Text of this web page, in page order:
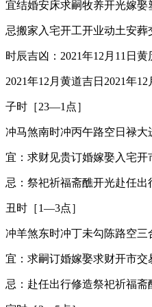
宜结婚安床求嗣牧养开光嫁娶
忌搬家入宅开工开业动土安
时辰吉凶：2021年12月11日黄
2021年12月黄道吉日2021年
子时［23—1点］
冲马煞南时冲丙午路空日禄大
宜：求财见贵订婚嫁娶入宅开
忌：祭祀祈福斋醮开光赴任出
丑时［1—3点］
冲羊煞东时冲丁未勾陈路空三
宜：求嗣订婚嫁娶求财开市交
忌：赴任出行修造祭祀祈福斋